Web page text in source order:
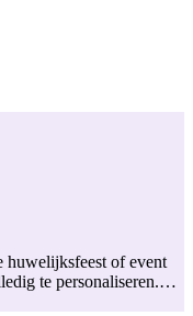
huwelijksfeest of event
te personaliseren.
want ze biedt een